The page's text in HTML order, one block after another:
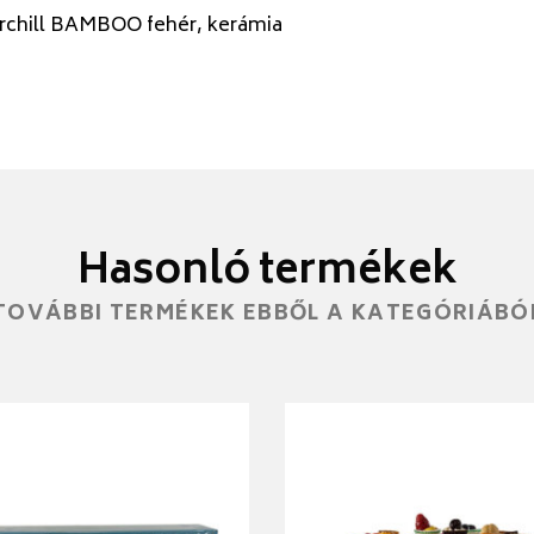
BAMBOO fehér, kerámia
Hasonló termékek
TERMÉKEK EBBŐL A